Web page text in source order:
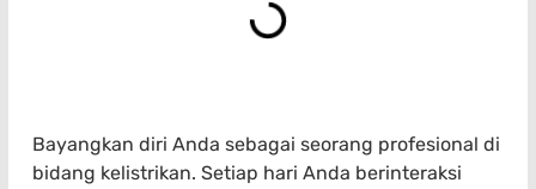
Bayangkan diri Anda sebagai seorang profesional di
bidang kelistrikan. Setiap hari Anda berinteraksi